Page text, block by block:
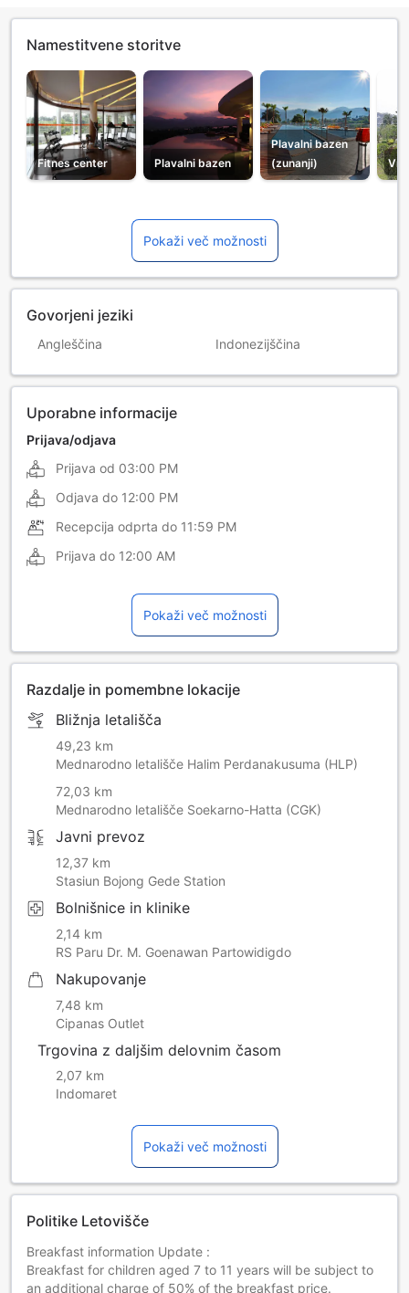
Namestitvene storitve
Fitnes center Plavalni bazen
Plavalni bazen
(zunanji)
Vrt
Pokaži več možnosti
Govorjeni jeziki
Angleščina Indonezijščina
Uporabne informacije
Prijava/odjava
Prijava od 03:00 PM
Odjava do 12:00 PM
Recepcija odprta do 11:59 PM
Prijava do 12:00 AM
Pokaži več možnosti
Razdalje in pomembne lokacije
Bližnja letališča
49,23 km
Mednarodno letališče Halim Perdanakusuma (HLP)
72,03 km
Mednarodno letališče Soekarno-Hatta (CGK)
Javni prevoz
12,37 km
Stasiun Bojong Gede Station
Bolnišnice in klinike
2,14 km
RS Paru Dr. M. Goenawan Partowidigdo
Nakupovanje
7,48 km
Cipanas Outlet
Trgovina z daljšim delovnim časom
2,07 km
Indomaret
Pokaži več možnosti
Politike Letovišče
Breakfast information Update :
Breakfast for children aged 7 to 11 years will be subject to
an additional charge of 50% of the breakfast price.